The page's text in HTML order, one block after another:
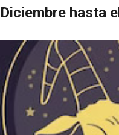
Diciembre hasta